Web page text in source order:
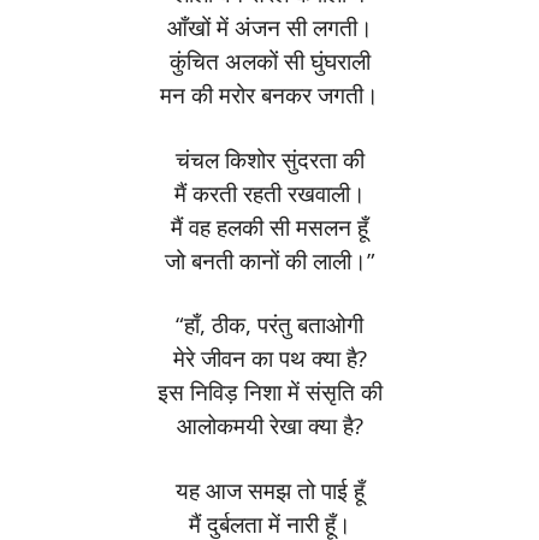
आँखों में अंजन सी लगती।
कुंचित अलकों सी घुंघराली
मन की मरोर बनकर जगती।
चंचल किशोर सुंदरता की
मैं करती रहती रखवाली।
मैं वह हलकी सी मसलन हूँ
जो बनती कानों की लाली।”
“हाँ, ठीक, परंतु बताओगी
मेरे जीवन का पथ क्या है?
इस निविड़ निशा में संसृति की
आलोकमयी रेखा क्या है?
यह आज समझ तो पाई हूँ
मैं दुर्बलता में नारी हूँ।